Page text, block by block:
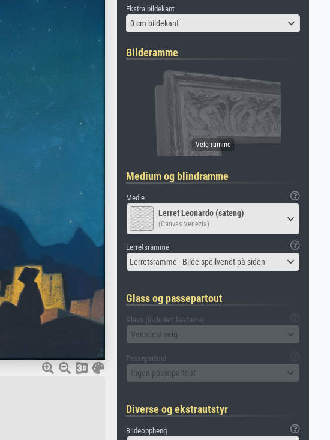
Ekstra bildekant
0 cm bildekant
Bilderamme
Medium og blindramme
Medie
Lerret Leonardo (sateng)
(Canvas Venezia)
Lerretsramme
Lerretsramme - Bilde speilvendt på siden
Glass og passepartout
Glass (inkludert baktavle)
Vennligst velg
Passepartout
Ingen passepartout
Diverse og ekstrautstyr
Bildeoppheng